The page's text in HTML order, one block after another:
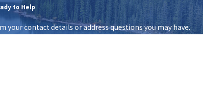
to Help
contact details or address questions you may have.